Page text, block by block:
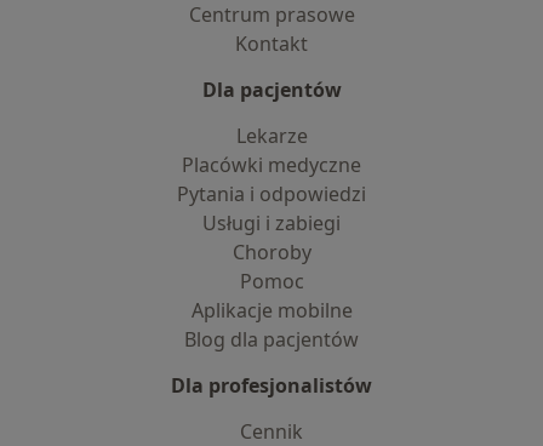
Centrum prasowe
Kontakt
Dla pacjentów
Lekarze
Placówki medyczne
Pytania i odpowiedzi
Usługi i zabiegi
Choroby
Pomoc
Aplikacje mobilne
Blog dla pacjentów
Dla profesjonalistów
Cennik